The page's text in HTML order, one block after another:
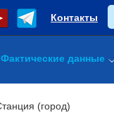
Контакты
Фактические данные
(город)